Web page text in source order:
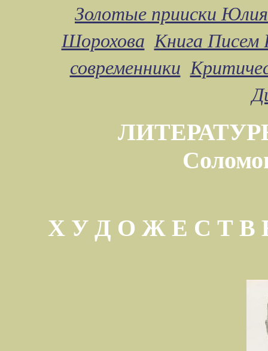
Золотые прииски
Шорохова Книга Писем
современники
Х У Д О Ж Е С Т